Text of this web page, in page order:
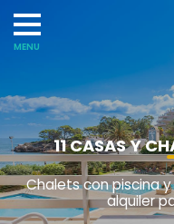
11 CASAS Y
Chalets con piscina
alquiler